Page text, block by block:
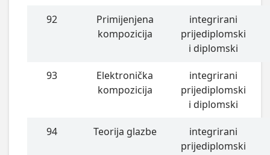
92
Primijenjena
kompozicija
integrirani
prijediplomski
i diplomski
93
Elektronička
kompozicija
integrirani
prijediplomski
i diplomski
94 Teorija glazbe
integrirani
prijediplomski